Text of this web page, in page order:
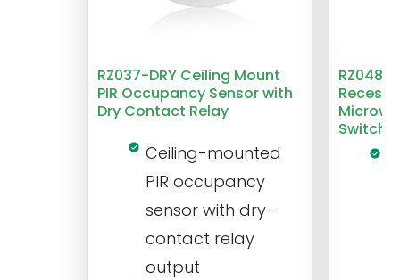
RZ037-DRY Ceiling Mount
PIR Occupancy Sensor with
Dry Contact Relay
Ceiling-mounted
PIR occupancy
sensor with dry-
contact relay
output
RZ048
Switch